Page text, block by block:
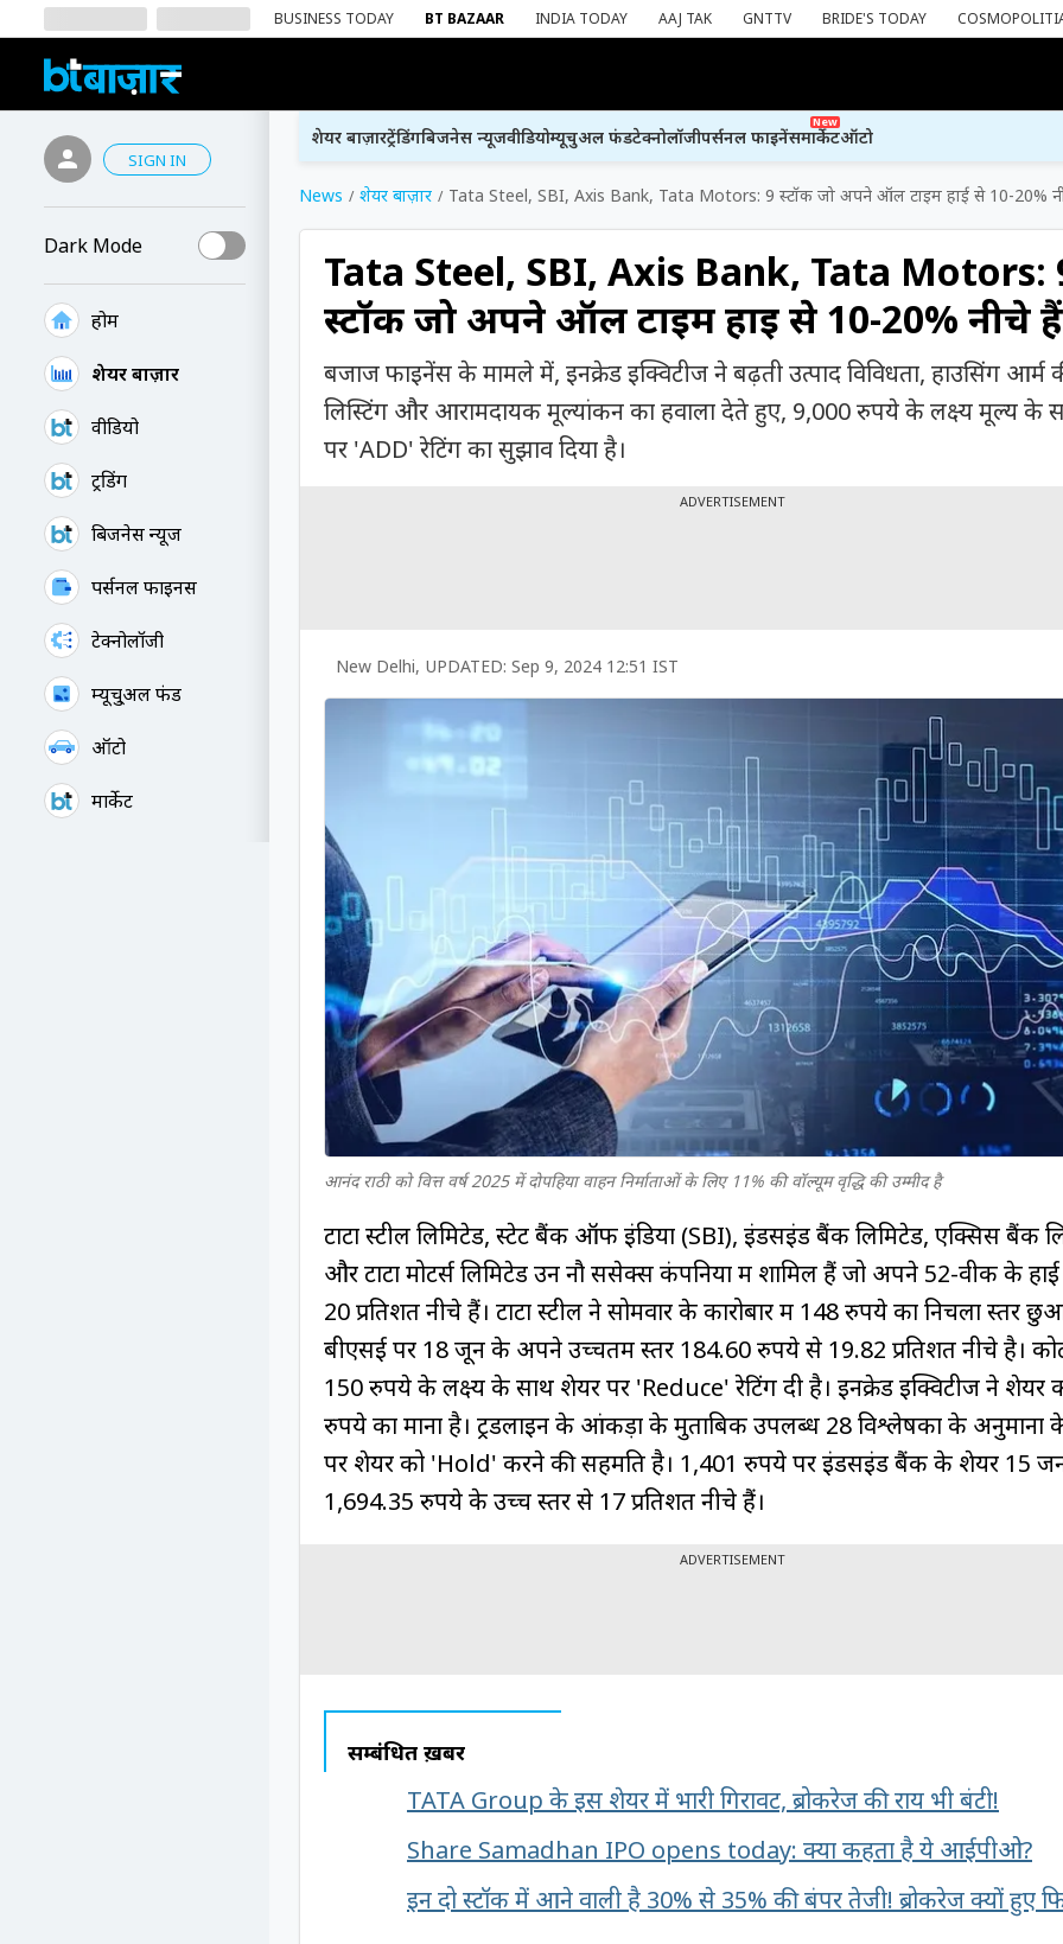
BUSINESS TODAY BT BAZAAR INDIA TODAY AAJ TAK GNTTV BRIDE'S TODAY
SIGN IN
Dark Mode
होम
शेयर बाज़ार
वीडियो
ट्रेंडिंग
बिजनेस न्यूज
पर्सनल फाइनेंस
टेक्नोलॉजी
म्यूचु्अल फंड
ऑटो
मार्केट
शेयर बाज़ारट्रेंडिंगबिजनेस न्यूजवीडियोम्यूचुअल फंडटेक्नोलॉजीपर्सनल फाइनेंस
New
मार्केटऑटो
News शेयर बाज़ार Tata Steel, SBI, Axis Bank, Tata Motors: 9 स्टॉक जो अपने ऑल टाइम हाई से 10-20%
Tata Steel, SBI, Axis Bank, Tata Motors:
स्टॉक जो अपने ऑल टाइम हाई से 10-20% नीचे
बजाज फाइनेंस के मामले में, इनक्रेड इक्विटीज ने बढ़ती उत्पाद विविधता, हाउसिंग आर्म
लिस्टिंग और आरामदायक मूल्यांकन का हवाला देते हुए, 9,000 रुपये के लक्ष्य मूल्य के
पर 'ADD' रेटिंग का सुझाव दिया है।
ADVERTISEMENT
New Delhi, UPDATED: Sep 9, 2024 12:51 IST
आनंद राठी को वित्त वर्ष 2025 में दोपहिया वाहन निर्माताओं के लिए 11% की वॉल्यूम वृद्धि की उम्मीद है
टाटा स्टील लिमिटेड, स्टेट बैंक ऑफ इंडिया (SBI), इंडसइंड बैंक लिमिटेड, एक्सिस बैंक
और टाटा मोटर्स लिमिटेड उन नौ सेंसेक्स कंपनियों में शामिल हैं जो अपने 52-वीक के
20 प्रतिशत नीचे हैं। टाटा स्टील ने सोमवार के कारोबार में 148 रुपये का निचला स्तर
बीएसई पर 18 जून के अपने उच्चतम स्तर 184.60 रुपये से 19.82 प्रतिशत नीचे है।
150 रुपये के लक्ष्य के साथ शेयर पर 'Reduce' रेटिंग दी है। इनक्रेड इक्विटीज ने शेयर
रुपये का माना है। ट्रेंडलाइन के आंकड़ों के मुताबिक उपलब्ध 28 विश्लेषकों के अनुमानों
पर शेयर को 'Hold' करने की सहमति है। 1,401 रुपये पर इंडसइंड बैंक के शेयर 15
1,694.35 रुपये के उच्च स्तर से 17 प्रतिशत नीचे हैं।
ADVERTISEMENT
सम्बंधित ख़बरें
TATA Group के इस शेयर में भारी गिरावट, ब्रोकरेज की राय भी बंटी!
Share Samadhan IPO opens today: क्या कहता है ये आईपीओ?
इन दो स्टॉक में आने वाली है 30% से 35% की बंपर तेजी! ब्रोकरेज क्यों हुए